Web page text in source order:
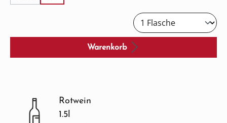
Warenkorb
Rotwein
1.5l